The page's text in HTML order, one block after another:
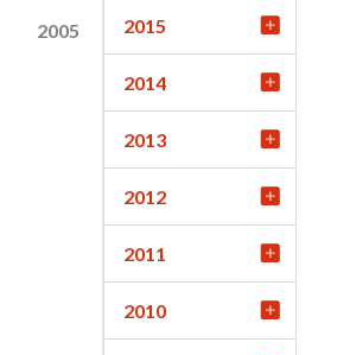
2005 2015
2014
2013
2012
2011
2010